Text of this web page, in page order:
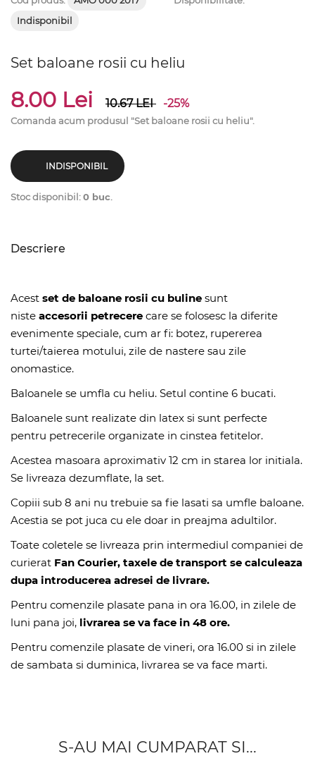
Indisponibil
Set baloane rosii cu heliu
8.00 Lei 10.67LEI -25%
Comanda acum produsul "Set baloane rosii cu heliu".
INDISPONIBIL
Stoc disponibil:0 buc.
Descriere
Acest set de baloane rosii cu buline sunt
niste accesorii petrecere care se folosesc la diferite
evenimente speciale, cum ar fi: botez, rupererea
turtei/taierea motului, zile de nastere sau zile
onomastice.
Baloanele se umfla cu heliu. Setul contine 6 bucati.
Baloanele sunt realizate din latex si sunt perfecte
pentru petrecerile organizate in cinstea fetitelor.
Acestea masoara aproximativ 12 cm in starea lor initiala.
Se livreaza dezumflate, la set.
Copiii sub 8 ani nu trebuie sa fie lasati sa umfle baloane.
Acestia se pot juca cu ele doar in preajma adultilor.
Toate coletele se livreaza prin intermediul companiei de
curierat Fan Courier, taxele de transport se calculeaza
dupa introducerea adresei de livrare.
Pentru comenzile plasate pana in ora 16.00, in zilele de
luni pana joi, livrarea se va face in 48 ore.
Pentru comenzile plasate de vineri, ora 16.00 si in zilele
de sambata si duminica, livrarea se va face marti.
S-AU MAI CUMPARAT SI...